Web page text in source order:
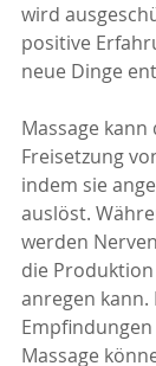
wird
positive
neue Dinge
Massage
Freisetzung
indem sie
auslöst.
werden
die
anregen kann.
Massage